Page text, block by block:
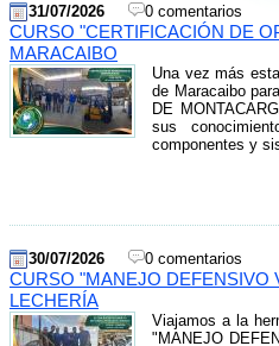
31/07/2026 0 comentarios
CURSO "CERTIFICACIÓN DE
MARACAIBO
Una vez más
de Maracaibo
DE
sus
componentes y
30/07/2026 0 comentarios
CURSO "MANEJO DEFENSIVO
LECHERÍA
Viajamos a la
"MANEJO